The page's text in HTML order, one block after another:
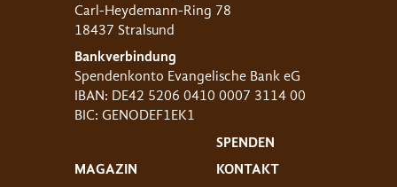
Carl-Heydemann-Ring 78
18437 Stralsund
Bankverbindung
Spendenkonto Evangelische Bank eG
IBAN: DE42 5206 0410 0007 3114 00
BIC: GENODEF1EK1
MAGAZIN
SPENDEN
KONTAKT